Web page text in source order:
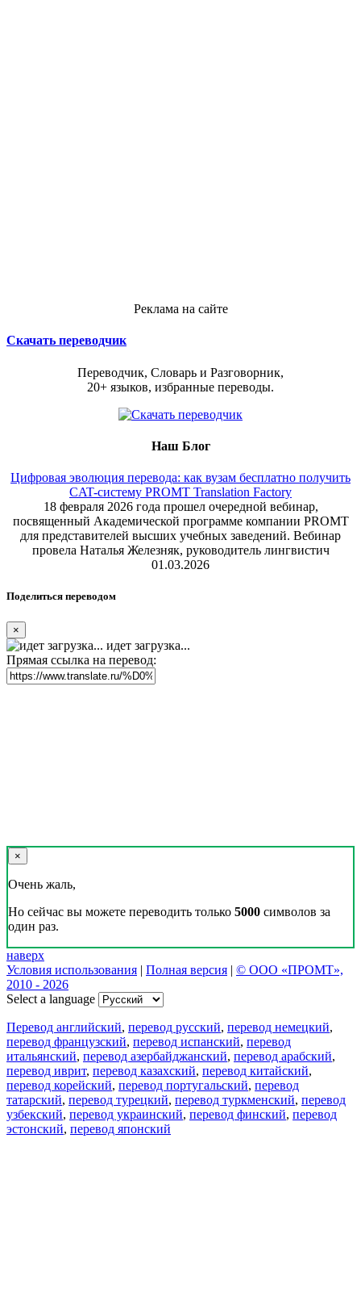
Реклама на сайте
Скачать переводчик
Переводчик, Словарь и Разговорник,
20+ языков, избранные переводы.
Наш Блог
Цифровая эволюция перевода: как вузам бесплатно получить
CAT-систему PROMT Translation Factory
18 февраля 2026 года прошел очередной вебинар,
посвященный Академической программе компании PROMT
для представителей высших учебных заведений. Вебинар
провела Наталья Железняк, руководитель лингвистич
01.03.2026
Поделиться переводом
×
идет загрузка...
Прямая ссылка на перевод:
×
Очень жаль,
Но сейчас вы можете переводить только 5000 символов за
один раз.
наверх
Условия использования | Полная версия | © ООО «ПРОМТ»,
2010 - 2026
Select a language
Перевод английский, перевод русский, перевод немецкий,
перевод французский, перевод испанский, перевод
итальянский, перевод азербайджанский, перевод арабский,
перевод иврит, перевод казахский, перевод китайский,
перевод корейский, перевод португальский, перевод
татарский, перевод турецкий, перевод туркменский, перевод
узбекский, перевод украинский, перевод финский, перевод
эстонский, перевод японский